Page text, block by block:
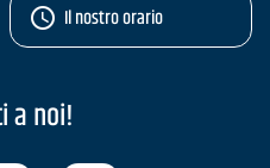
Il nostro orario
a noi!